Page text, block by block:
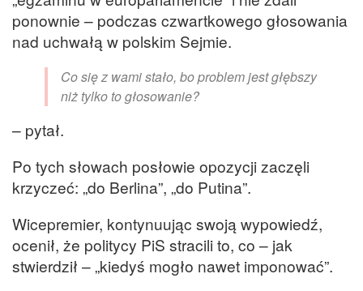
ponownie – podczas czwartkowego głosowania
nad uchwałą w polskim Sejmie.
Co się z wami stało, bo problem jest głębszy
niż tylko to głosowanie?
– pytał.
Po tych słowach posłowie opozycji zaczęli
krzyczeć: „do Berlina”, „do Putina”.
Wicepremier, kontynuując swoją wypowiedź,
ocenił, że politycy PiS stracili to, co – jak
stwierdził – „kiedyś mogło nawet imponować”.